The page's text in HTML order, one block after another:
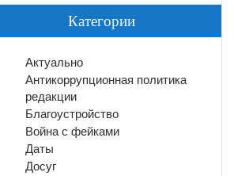
Категории
Актуально
Антикоррупционная политика
редакции
Благоустройство
Война с фейками
Даты
Досуг